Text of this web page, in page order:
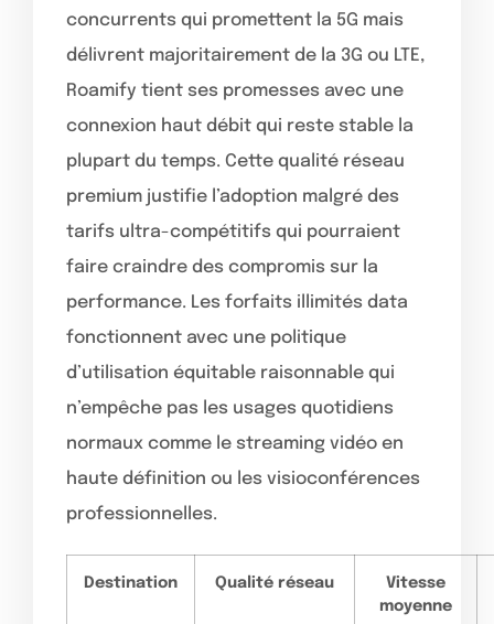
concurrents qui promettent la 5G mais
délivrent majoritairement de la 3G ou LTE,
Roamify tient ses promesses avec une
connexion haut débit qui reste stable la
plupart du temps. Cette qualité réseau
premium justifie l’adoption malgré des
tarifs ultra-compétitifs qui pourraient
faire craindre des compromis sur la
performance. Les forfaits illimités data
fonctionnent avec une politique
d’utilisation équitable raisonnable qui
n’empêche pas les usages quotidiens
normaux comme le streaming vidéo en
haute définition ou les visioconférences
professionnelles.
Destination Qualité réseau
Vitesse
moyenne